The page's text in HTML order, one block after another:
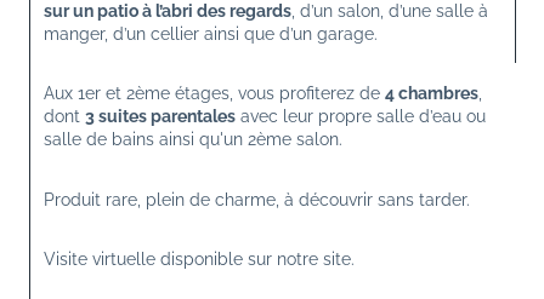
sur un patio à l’abri des regards, d’un salon, d’une salle à
manger, d’un cellier ainsi que d’un garage.
Aux 1er et 2ème étages, vous profiterez de 4 chambres,
dont 3 suites parentales avec leur propre salle d’eau ou
salle de bains ainsi qu'un 2ème salon.
Produit rare, plein de charme, à découvrir sans tarder.
Visite virtuelle disponible sur notre site.